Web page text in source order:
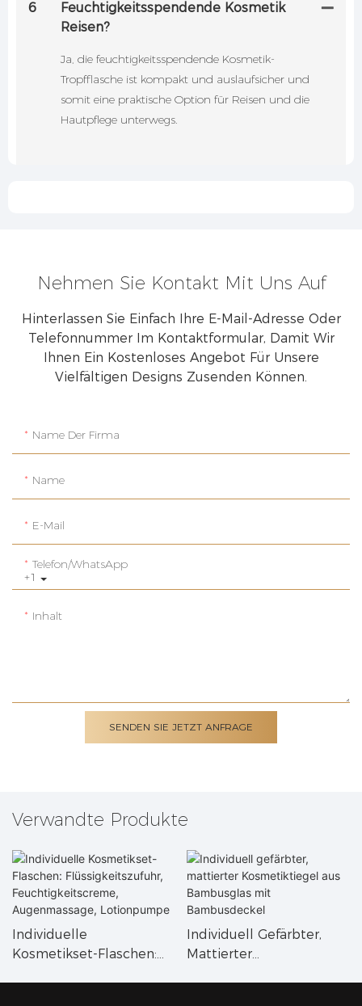
6
Feuchtigkeitsspendende Kosmetik
Reisen?
Ja, die feuchtigkeitsspendende Kosmetik-
Tropfflasche ist kompakt und auslaufsicher und
somit eine praktische Option für Reisen und die
Hautpflege unterwegs.
Nehmen Sie Kontakt Mit Uns Auf
Hinterlassen Sie Einfach Ihre E-Mail-Adresse Oder
Telefonnummer Im Kontaktformular, Damit Wir
Ihnen Ein Kostenloses Angebot Für Unsere
Vielfältigen Designs Zusenden Können.
Name Der Firma
Name
E-Mail
+1
Telefon/WhatsApp
Inhalt
SENDEN SIE JETZT ANFRAGE
Verwandte Produkte
Individuelle
Kosmetikset-Flaschen:
Individuell Gefärbter,
Mattierter